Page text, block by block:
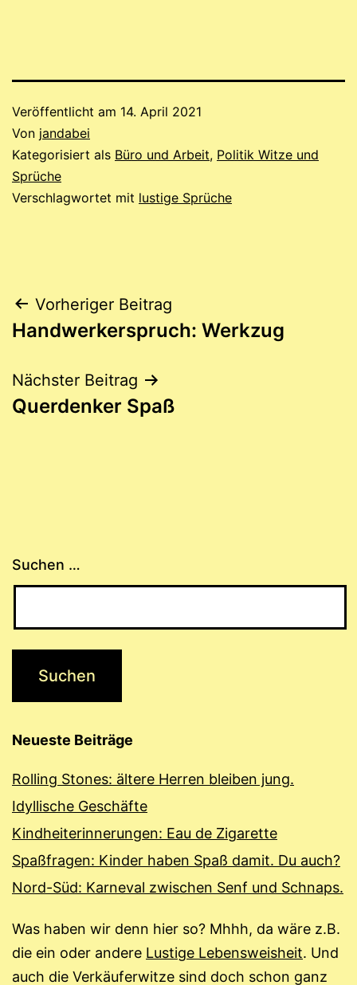
Veröffentlicht am 14. April 2021
Von jandabei
Kategorisiert als Büro und Arbeit, Politik Witze und
Sprüche
Verschlagwortet mit lustige Sprüche
Beitragsnavigation
Vorheriger Beitrag
Handwerkerspruch: Werkzug
Nächster Beitrag
Querdenker Spaß
Suchen …
Neueste Beiträge
Rolling Stones: ältere Herren bleiben jung.
Idyllische Geschäfte
Kindheiterinnerungen: Eau de Zigarette
Spaßfragen: Kinder haben Spaß damit. Du auch?
Nord-Süd: Karneval zwischen Senf und Schnaps.
Was haben wir denn hier so? Mhhh, da wäre z.B.
die ein oder andere Lustige Lebensweisheit. Und
auch die Verkäuferwitze sind doch schon ganz